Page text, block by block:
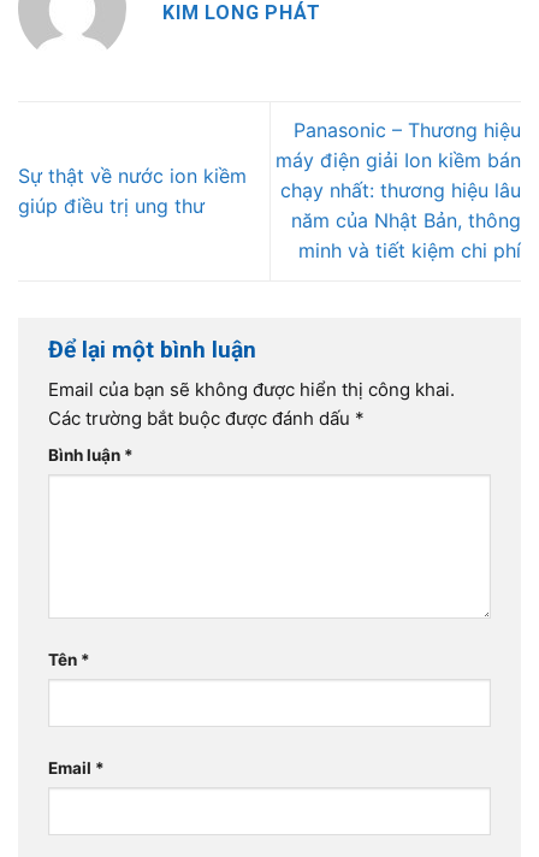
KIM LONG PHÁT
Sự thật về nước ion kiềm
giúp điều trị ung thư
Panasonic – Thương hiệu
máy điện giải Ion kiềm bán
chạy nhất: thương hiệu lâu
năm của Nhật Bản, thông
minh và tiết kiệm chi phí
Để lại một bình luận
Email của bạn sẽ không được hiển thị công khai.
Các trường bắt buộc được đánh dấu *
Bình luận *
Tên *
Email *